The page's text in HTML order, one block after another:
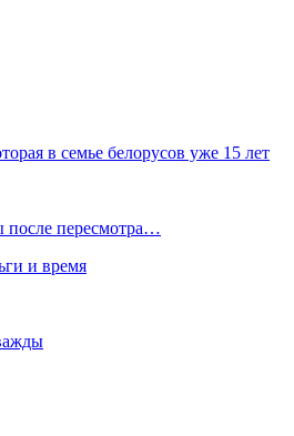
в семье белорусов уже 15 лет
после пересмотра…
и время